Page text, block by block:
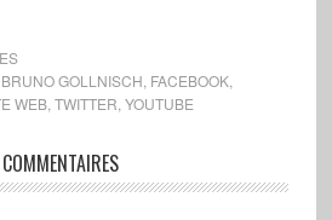
GOLLNISCH FACEBOOK,
WEB, TWITTER YOUTUBE
COMMENTAIRES